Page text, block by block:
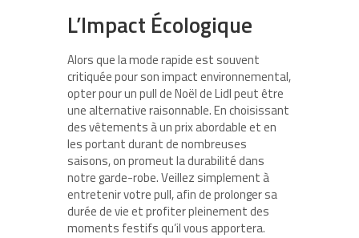
L’Impact Écologique
Alors que la mode rapide est souvent
critiquée pour son impact environnemental,
opter pour un pull de Noël de Lidl peut être
une alternative raisonnable. En choisissant
des vêtements à un prix abordable et en
les portant durant de nombreuses
saisons, on promeut la durabilité dans
notre garde-robe. Veillez simplement à
entretenir votre pull, afin de prolonger sa
durée de vie et profiter pleinement des
moments festifs qu’il vous apportera.